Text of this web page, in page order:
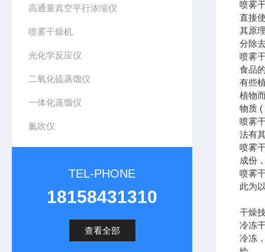
高通量真空平行浓缩仪
喷雾干燥机
光化学反应仪
二氧化硫蒸馏仪
一体化蒸馏仪
氮吹仪
TEL-PHONE
18158431310
查看全部
喷雾
直接
其原
分除
喷雾
食品
有些
植物
物质 (
喷雾
法有
喷雾
成份
喷雾
此为
干燥
冷冻
冷冻